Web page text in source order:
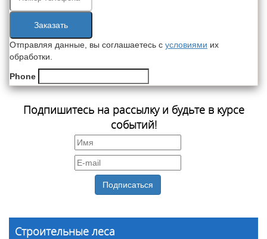
Заказать
Отправляя данные, вы соглашаетесь с условиями их
обработки.
Phone
Подпишитесь на рассылку и будьте в курсе
событий!
Строительные леса